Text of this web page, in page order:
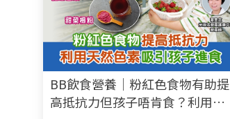
BB飲食營養｜粉紅色食物有助提
高抵抗力但孩子唔肯食？利用天